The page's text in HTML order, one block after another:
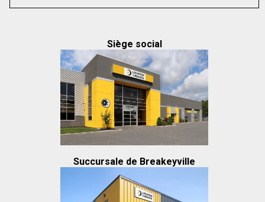
Siège social
Succursale de Breakeyville